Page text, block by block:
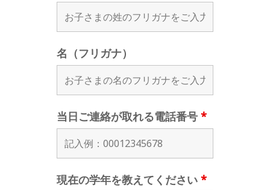
名（フリガナ）
当日ご連絡が取れる電話番号 *
現在の学年を教えてください *